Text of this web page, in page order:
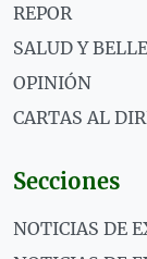
REPOR
SALUD Y
OPINIÓN
CARTAS AL
Secciones
NOTICIAS DE